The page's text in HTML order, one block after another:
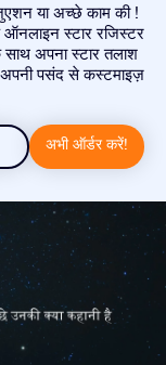
या अच्छे काम की !
स्टार रजिस्टर
अपना स्टार तलाश
पसंद से कस्टमाइज़
अभी ऑर्डर करें!